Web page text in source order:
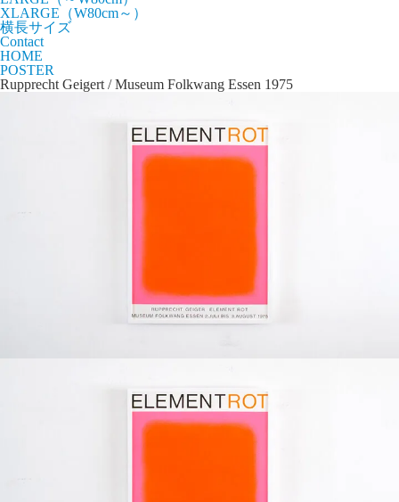
XLARGE（W80cm～）
横長サイズ
Contact
HOME
POSTER
Rupprecht Geigert / Museum Folkwang Essen 1975